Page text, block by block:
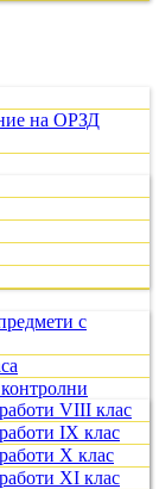
на ОРЗД
с
VIII клас
IX клас
X клас
XI клас